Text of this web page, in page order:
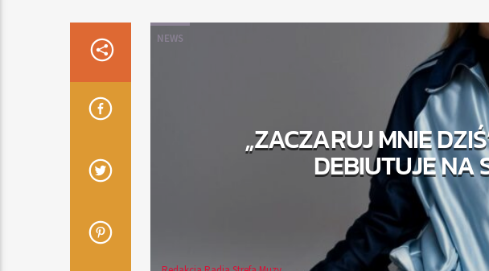
NEWS
„ZACZARUJ MNIE
DEBIUTUJE NA